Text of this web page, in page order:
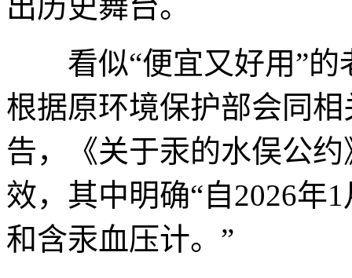
出历史舞台。
看似“便宜又好用”的
根据原环境保护部会同
告，《关于汞的水俣公
效，其中明确“自2026年
和含汞血压计。”